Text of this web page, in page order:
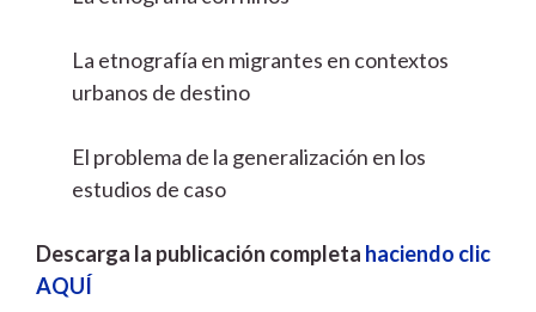
La etnografía en migrantes en contextos
urbanos de destino
El problema de la generalización en los
estudios de caso
Descarga la publicación completa haciendo clic
AQUÍ